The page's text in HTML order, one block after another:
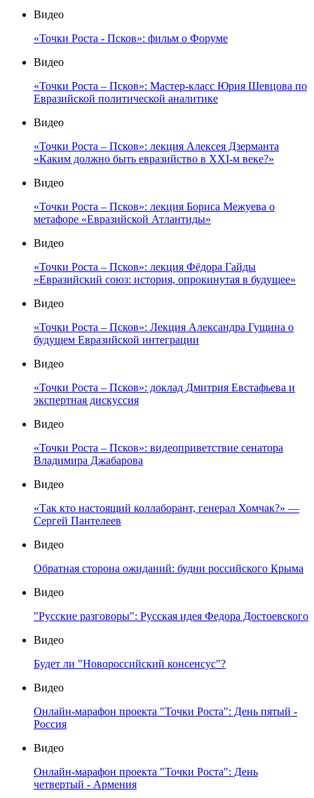
Видео
«Точки Роста - Псков»: фильм о Форуме
Видео
«Точки Роста – Псков»: Мастер-класс Юрия Шевцова по
Евразийской политической аналитике
Видео
«Точки Роста – Псков»: лекция Алексея Дзерманта
«Каким должно быть евразийство в XXI-м веке?»
Видео
«Точки Роста – Псков»: лекция Бориса Межуева о
метафоре «Евразийской Атлантиды»
Видео
«Точки Роста – Псков»: лекция Фёдора Гайды
«Евразийский союз: история, опрокинутая в будущее»
Видео
«Точки Роста – Псков»: Лекция Александра Гущина о
будущем Евразийской интеграции
Видео
«Точки Роста – Псков»: доклад Дмитрия Евстафьева и
экспертная дискуссия
Видео
«Точки Роста – Псков»: видеоприветствие сенатора
Владимира Джабарова
Видео
«Так кто настоящий коллаборант, генерал Хомчак?» —
Сергей Пантелеев
Видео
Обратная сторона ожиданий: будни российского Крыма
Видео
"Русские разговоры": Русская идея Федора Достоевского
Видео
Будет ли "Новороссийский консенсус"?
Видео
Онлайн-марафон проекта "Точки Роста": День пятый -
Россия
Видео
Онлайн-марафон проекта "Точки Роста": День
четвертый - Армения